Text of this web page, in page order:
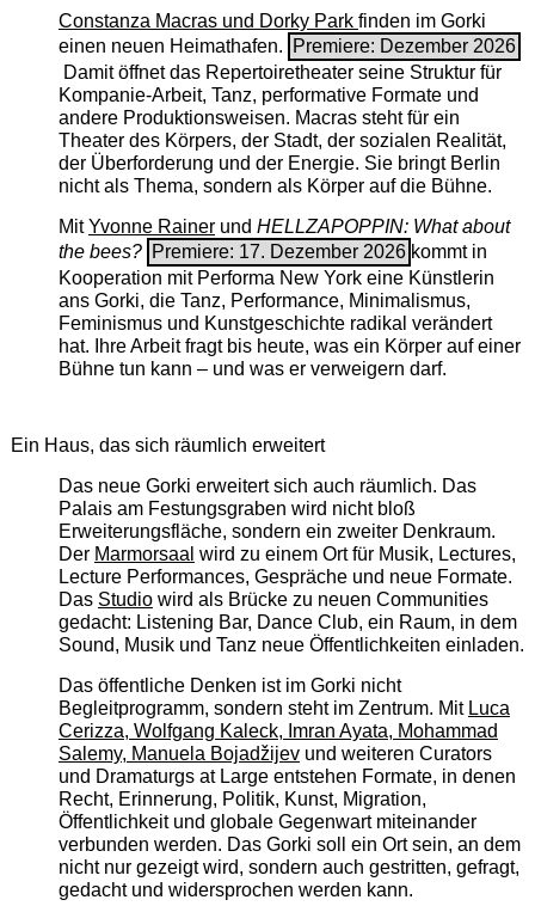
Constanza Macras und Dorky Park finden im Gorki
einen neuen Heimathafen.
Premiere: Dezember 2026
Damit öffnet das Repertoiretheater seine Struktur für
Kompanie-Arbeit, Tanz, performative Formate und
andere Produktionsweisen. Macras steht für ein
Theater des Körpers, der Stadt, der sozialen Realität,
der Überforderung und der Energie. Sie bringt Berlin
nicht als Thema, sondern als Körper auf die Bühne.
MitYvonne Rainerund HELLZAPOPPIN: What about
the bees? Premiere: 17. Dezember 2026 kommt in
Kooperation mit Performa New York eine Künstlerin
ans Gorki, die Tanz, Performance, Minimalismus,
Feminismus und Kunstgeschichte radikal verändert
hat. Ihre Arbeit fragt bis heute, was ein Körper auf einer
Bühne tun kann – und was er verweigern darf.
Ein Haus, das sich räumlich erweitert
Das neue Gorki erweitert sich auch räumlich. Das
Palais am Festungsgraben wird nicht bloß
Erweiterungsfläche, sondern ein zweiter Denkraum.
Der Marmorsaal wird zu einem Ort für Musik, Lectures,
Lecture Performances, Gespräche und neue Formate.
Das Studiowird als Brücke zu neuen Communities
gedacht: Listening Bar, Dance Club, ein Raum, in dem
Sound, Musik und Tanz neue Öffentlichkeiten einladen.
Das öffentliche Denken ist im Gorki nicht
Begleitprogramm, sondern steht im Zentrum. Mit Luca
Cerizza, Wolfgang Kaleck, Imran Ayata, Mohammad
Salemy, Manuela Bojadžijevund weiteren Curators
und Dramaturgs at Large entstehen Formate, in denen
Recht, Erinnerung, Politik, Kunst, Migration,
Öffentlichkeit und globale Gegenwart miteinander
verbunden werden. Das Gorki soll ein Ort sein, an dem
nicht nur gezeigt wird, sondern auch gestritten, gefragt,
gedacht und widersprochen werden kann.